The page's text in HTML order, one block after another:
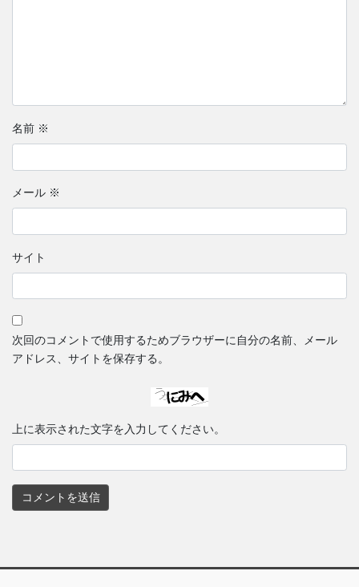
名前 ※
メール ※
サイト
次回のコメントで使用するためブラウザーに自分の名前、メール
アドレス、サイトを保存する。
上に表示された文字を入力してください。